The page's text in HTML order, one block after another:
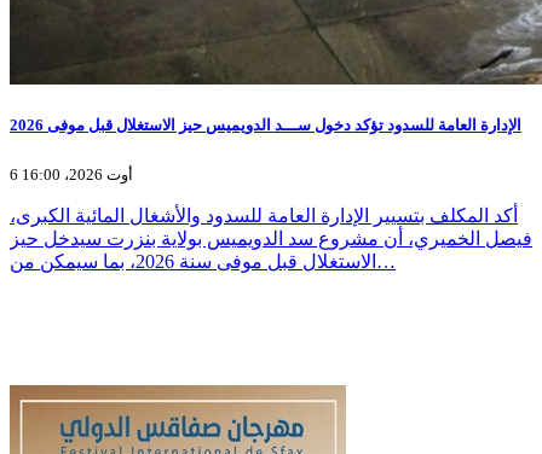
الإدارة العامة للسدود تؤكد دخول ســـد الدويميس حيز الاستغلال قبل موفى 2026
6 أوت 2026، 16:00
أكد المكلف بتسيير الإدارة العامة للسدود والأشغال المائية الكبرى،
فيصل الخميري، أن مشروع سد الدويميس بولاية بنزرت سيدخل حيز
الاستغلال قبل موفى سنة 2026، بما سيمكن من…